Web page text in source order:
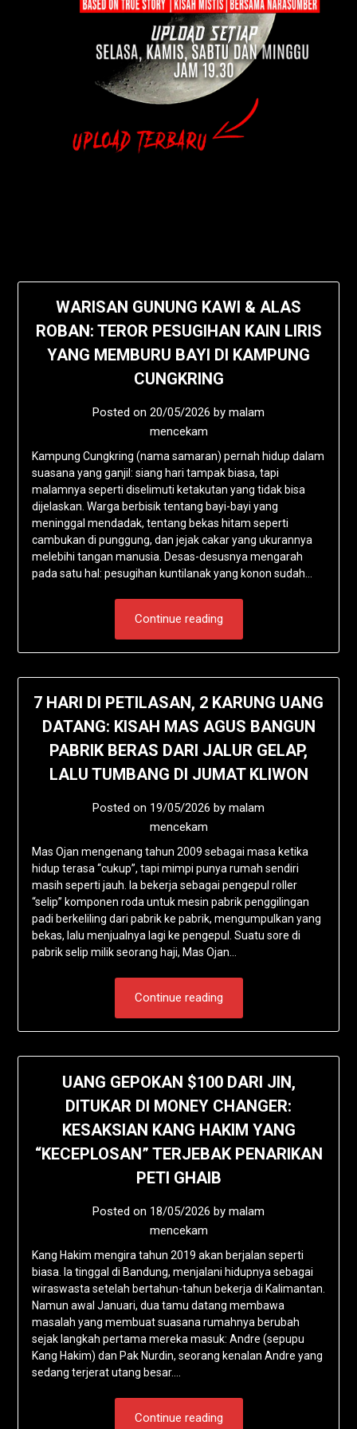
WARISAN GUNUNG KAWI & ALAS
ROBAN: TEROR PESUGIHAN KAIN LIRIS
YANG MEMBURU BAYI DI KAMPUNG
CUNGKRING
Posted on 20/05/2026 by malam
mencekam
Kampung Cungkring (nama samaran) pernah hidup dalam
suasana yang ganjil: siang hari tampak biasa, tapi
malamnya seperti diselimuti ketakutan yang tidak bisa
dijelaskan. Warga berbisik tentang bayi-bayi yang
meninggal mendadak, tentang bekas hitam seperti
cambukan di punggung, dan jejak cakar yang ukurannya
melebihi tangan manusia. Desas-desusnya mengarah
pada satu hal: pesugihan kuntilanak yang konon sudah…
Continue reading
7 HARI DI PETILASAN, 2 KARUNG UANG
DATANG: KISAH MAS AGUS BANGUN
PABRIK BERAS DARI JALUR GELAP,
LALU TUMBANG DI JUMAT KLIWON
Posted on 19/05/2026 by malam
mencekam
Mas Ojan mengenang tahun 2009 sebagai masa ketika
hidup terasa “cukup”, tapi mimpi punya rumah sendiri
masih seperti jauh. Ia bekerja sebagai pengepul roller
“selip” komponen roda untuk mesin pabrik penggilingan
padi berkeliling dari pabrik ke pabrik, mengumpulkan yang
bekas, lalu menjualnya lagi ke pengepul. Suatu sore di
pabrik selip milik seorang haji, Mas Ojan…
Continue reading
UANG GEPOKAN $100 DARI JIN,
DITUKAR DI MONEY CHANGER:
KESAKSIAN KANG HAKIM YANG
“KECEPLOSAN” TERJEBAK PENARIKAN
PETI GHAIB
Posted on 18/05/2026 by malam
mencekam
Kang Hakim mengira tahun 2019 akan berjalan seperti
biasa. Ia tinggal di Bandung, menjalani hidupnya sebagai
wiraswasta setelah bertahun-tahun bekerja di Kalimantan.
Namun awal Januari, dua tamu datang membawa
masalah yang membuat suasana rumahnya berubah
sejak langkah pertama mereka masuk: Andre (sepupu
Kang Hakim) dan Pak Nurdin, seorang kenalan Andre yang
sedang terjerat utang besar….
Continue reading